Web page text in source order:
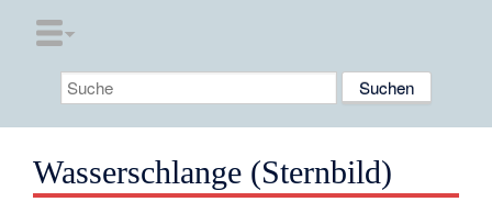
Wasserschlange (Sternbild)